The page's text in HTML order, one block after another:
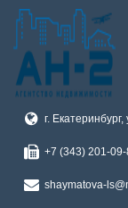
г.
+7 (343) 201-09-
shaymatova-